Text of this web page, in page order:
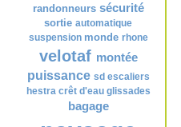
randonneurs sécurité
sortie automatique
suspension monde rhone
velotaf montée
puissance sd escaliers
hestra crêt d'eau glissades
bagage